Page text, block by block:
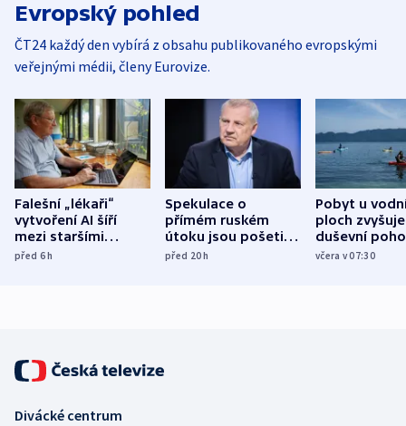
Evropský pohled
ČT24 každý den vybírá z obsahu publikovaného evropskými
veřejnými médii, členy Eurovize.
Falešní „lékaři“
vytvoření AI šíří
mezi staršími
Poláky nebezpečné
před 6h
Spekulace o
přímém ruském
útoku jsou pošetilé,
míní estonský
před 20h
Pobyt u
ploch zvyšuje
duševní
ukázala
včera v 07:30
Divácké centrum